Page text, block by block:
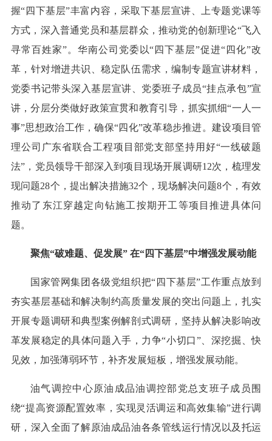
握“四下基层”丰富内容，采取下基层宣讲、上专题党课等
方式，深入普通党员和基层群众，推动党的创新理论“飞入
寻常百姓家”。华南公司党委以“四下基层”促进“四化”改
革，针对增进共识、稳定队伍需求，编制专题宣讲材料，
党委书记带头深入基层宣讲、党委班子成员“挂点承包”宣
讲，分层分类做好政策宣贯和教育引导，抓实抓细“一人一
事”思想政治工作，确保“四化”改革稳步推进。建设项目管
理公司广东省联合工程项目部党支部坚持用好“一线破题
法”，党员领导干部深入到项目现场开展调研12次，梳理发
现问题28个，提出解决措施32个，现场解决问题8个，有效
推动了东江穿越定向钻施工按期开工等项目推进具体问
题。
聚焦“破难题、促发展” 在“四下基层”中增强发展动能
国家管网集团各级党组织把“四下基层”工作重点放到
夯实基层基础和解决制约高质量发展的突出问题上，扎实
开展专题调研和典型案例解剖式调研，坚持从解决影响改
革发展稳定的具体问题入手，力争“小切口”、深挖掘、快
见效，加强薄弱环节，补齐发展短板，增强发展动能。
油气调控中心原油成品油调控部党总支班子成员围
绕“提高资源配置效率，实现灵活调运和高效集输”进行调
研，深入全面了解原油成品油各条管线运行情况以及托运